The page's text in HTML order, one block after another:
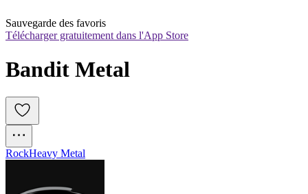
Sauvegarde des favoris
Télécharger gratuitement dans l'App Store
Bandit Metal
RockHeavy Metal